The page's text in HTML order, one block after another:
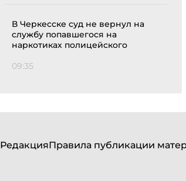
В Черкесске суд не вернул на
службу попавшегося на
наркотиках полицейского
09:35
РедакцияПравила публикации